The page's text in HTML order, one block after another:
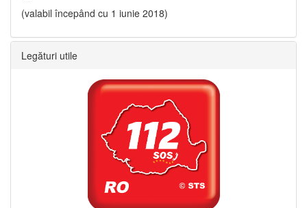
(valabil începând cu 1 iunie 2018)
Legături utile